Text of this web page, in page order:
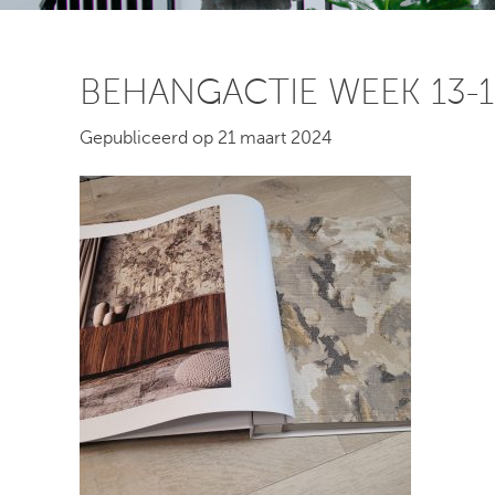
BEHANGACTIE WEEK 13-
Gepubliceerd op 21 maart 2024